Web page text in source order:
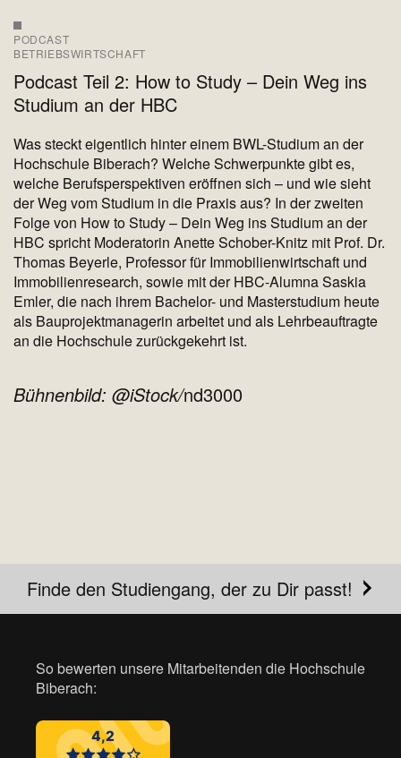
PODCAST
BETRIEBSWIRTSCHAFT
Podcast Teil 2: How to Study – Dein Weg ins
Studium an der HBC
Was steckt eigentlich hinter einem BWL-Studium an der
Hochschule Biberach? Welche Schwerpunkte gibt es,
welche Berufsperspektiven eröffnen sich – und wie sieht
der Weg vom Studium in die Praxis aus? In der zweiten
Folge von How to Study – Dein Weg ins Studium an der
HBC spricht Moderatorin Anette Schober-Knitz mit Prof. Dr.
Thomas Beyerle, Professor für Immobilienwirtschaft und
Immobilienresearch, sowie mit der HBC-Alumna Saskia
Emler, die nach ihrem Bachelor- und Masterstudium heute
als Bauprojektmanagerin arbeitet und als Lehrbeauftragte
an die Hochschule zurückgekehrt ist.
Bühnenbild: @iStock/nd3000
Finde den Studiengang, der zu Dir passt!
So bewerten unsere Mitarbeitenden die Hochschule
Biberach: